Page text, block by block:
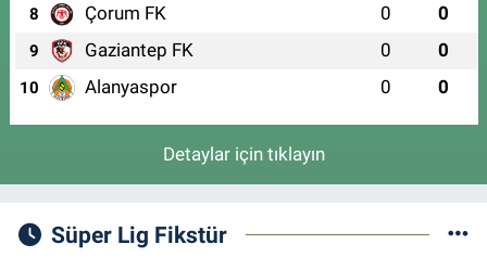
8 Çorum FK 0 0
9 Gaziantep FK 0 0
10 Alanyaspor 0 0
Detaylar için tıklayın
Süper Lig Fikstür